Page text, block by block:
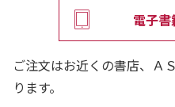
電子
ご注文はお近くの書店、Ａ
ります。